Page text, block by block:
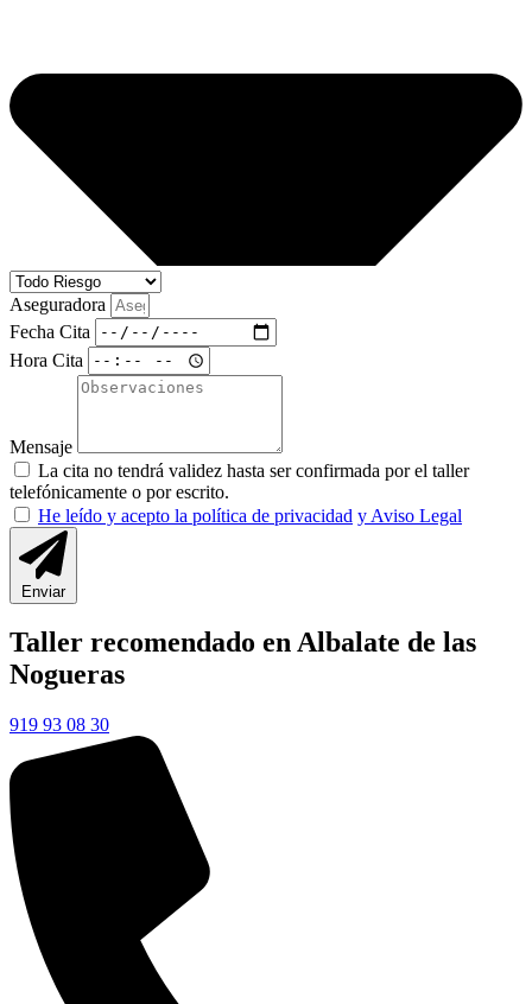
Aseguradora
Fecha Cita
Hora Cita
Mensaje
La cita no tendrá validez hasta ser confirmada por el taller
telefónicamente o por escrito.
He leído y acepto la política de privacidad y Aviso Legal
Enviar
Taller recomendado en Albalate de las
Nogueras
919 93 08 30